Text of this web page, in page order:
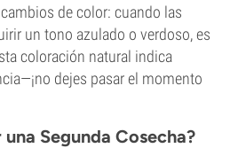
de color: cuando las
un tono azulado o verdoso, es
coloración natural indica
dejes pasar el momento
Segunda Cosecha?